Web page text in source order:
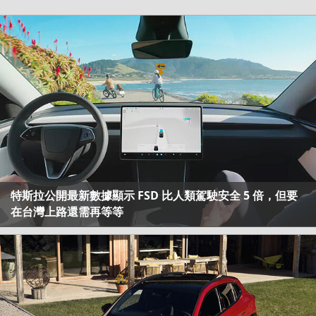
特斯拉公開最新數據顯示 FSD 比人類駕駛安全 5 倍，但要
在台灣上路還需再等等